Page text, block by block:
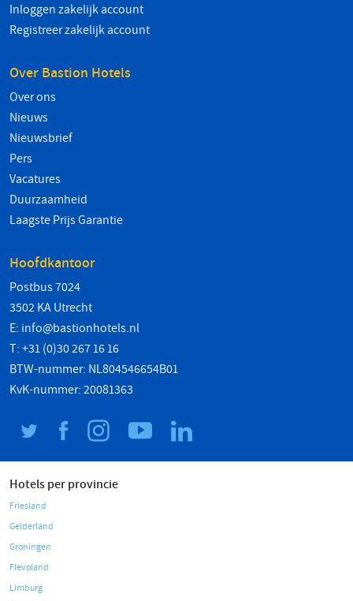
Inloggen zakelijk account
Registreer zakelijk account
Over Bastion Hotels
Over ons
Nieuws
Nieuwsbrief
Pers
Vacatures
Duurzaamheid
Laagste Prijs Garantie
Hoofdkantoor
Postbus 7024
3502 KA Utrecht
E: info@bastionhotels.nl
T: +31 (0)30 267 16 16
BTW-nummer: NL804546654B01
KvK-nummer: 20081363
Hotels per provincie
Friesland
Gelderland
Groningen
Flevoland
Limburg